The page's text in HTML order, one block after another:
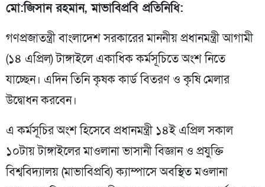
মো:জিসান রহমান, মাভাবিপ্রবি প্রতিনিধি:
গণপ্রজাতন্ত্রী বাংলাদেশ সরকারের মাননীয় প্রধানমন্ত্রী আগামী
(১৪ এপ্রিল) টাঙ্গাইলে একাধিক কর্মসূচিতে অংশ নিতে
যাচ্ছেন। এদিন তিনি কৃষক কার্ড বিতরণ ও কৃষি মেলার
উদ্বোধন করবেন।
এ কর্মসূচির অংশ হিসেবে প্রধানমন্ত্রী ১৪ই এপ্রিল সকাল
১০টায় টাঙ্গাইলের মাওলানা ভাসানী বিজ্ঞান ও প্রযুক্তি
বিশ্ববিদ্যালয় (মাভাবিপ্রবি) ক্যাম্পাসে অবস্থিত মওলানা